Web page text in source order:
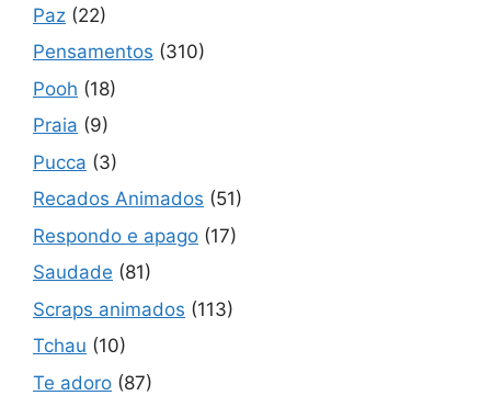
Paz (22)
Pensamentos (310)
Pooh (18)
Praia (9)
Pucca (3)
Recados Animados (51)
Respondo e apago (17)
Saudade (81)
Scraps animados (113)
Tchau (10)
Te adoro (87)